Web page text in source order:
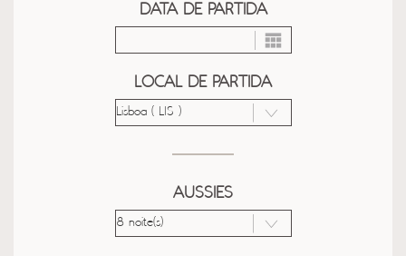
DATA DE PARTIDA
LOCAL DE PARTIDA
AUSSIES